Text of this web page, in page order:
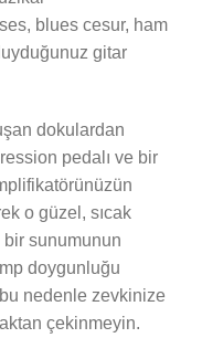
blues cesur, ham
gitar
dokulardan
pedalı ve bir
o güzel, sıcak
bir sunumunun
doygunluğu
bu nedenle zevkinize
çekinmeyin.